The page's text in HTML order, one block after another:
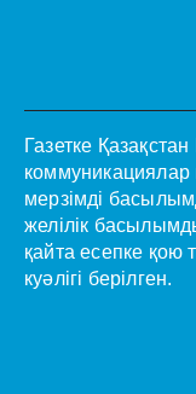
Газетке
коммуникациялар
мерзімді
желілік
қайта есепке
куәлігі берілген.